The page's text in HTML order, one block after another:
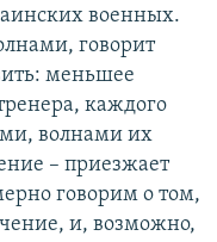
военных.
говорит
меньшее
каждого
волнами их
– приезжает
говорим о том,
и, возможно,